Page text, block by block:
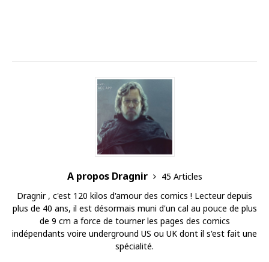
A propos Dragnir
45 Articles
Dragnir , c'est 120 kilos d'amour des comics ! Lecteur depuis
plus de 40 ans, il est désormais muni d'un cal au pouce de plus
de 9 cm a force de tourner les pages des comics
indépendants voire underground US ou UK dont il s'est fait une
spécialité.